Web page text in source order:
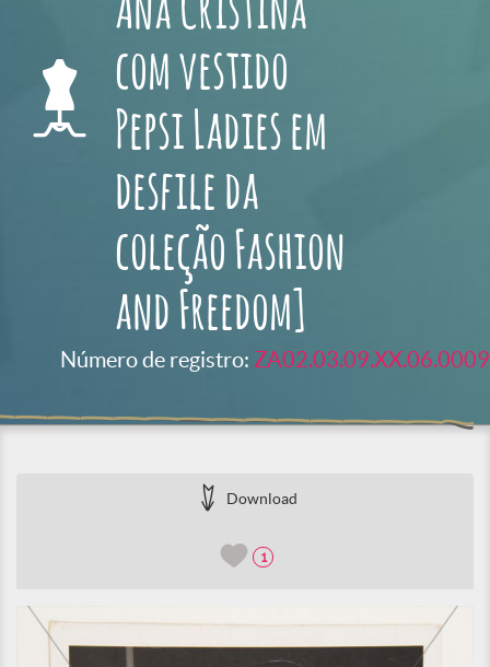
Ana Cristina
com vestido
Pepsi Ladies em
desfile da
coleção Fashion
and Freedom]
Número de registro: ZA02.03.09.XX.06.0009
Download
1